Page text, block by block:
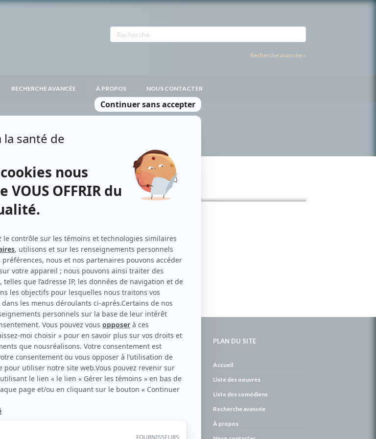
Recherche avancée »
RECHERCHE AVANCÉE À PROPOS NOUS CONTACTER
de la Courte échelleRéalisateur
Réalisateur
écran. Celui qu’on surnomme parfois «l’encyclopédie de
la télé québécoise. On peut l’entendre régulièrement
PLAN DU SITE
Accueil
Liste des oeuvres
Liste des comédiens
Recherche avancée
À propos